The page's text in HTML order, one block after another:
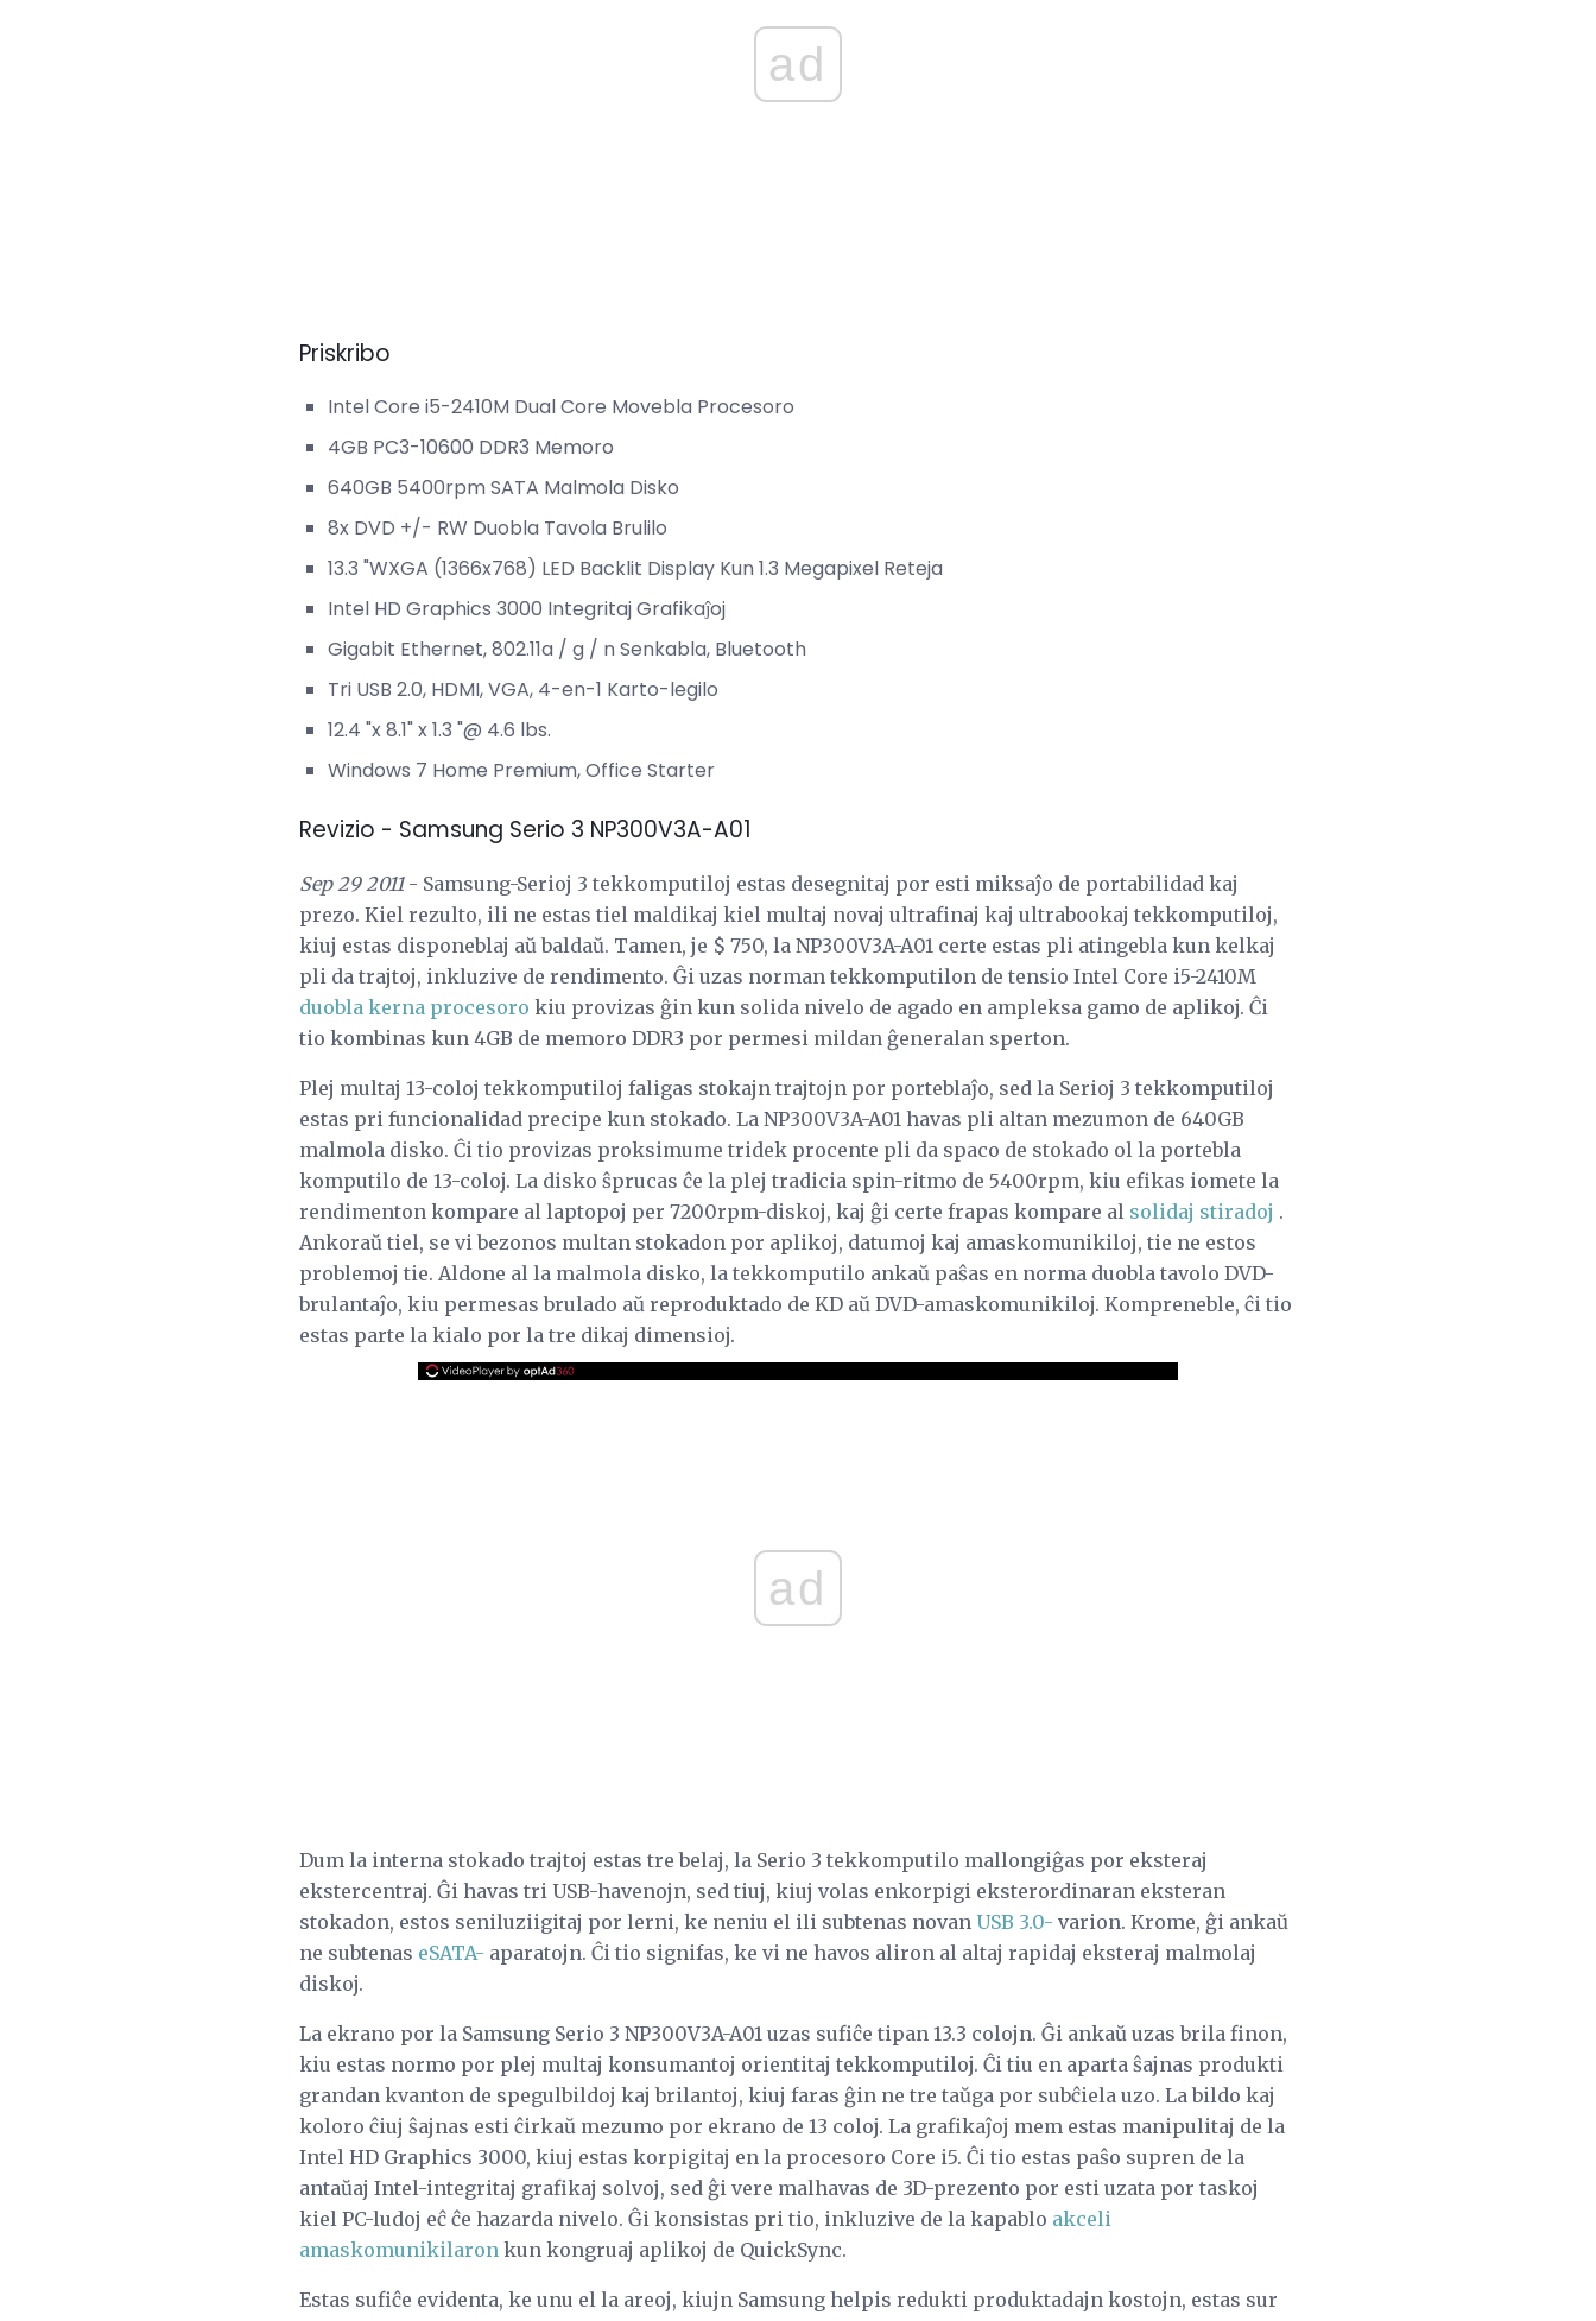
ad
Priskribo
Intel Core i5-2410M Dual Core Movebla Procesoro
4GB PC3-10600 DDR3 Memoro
640GB 5400rpm SATA Malmola Disko
8x DVD +/- RW Duobla Tavola Brulilo
13.3 "WXGA (1366x768) LED Backlit Display Kun 1.3 Megapixel Reteja
Intel HD Graphics 3000 Integritaj Grafikaĵoj
Gigabit Ethernet, 802.11a / g / n Senkabla, Bluetooth
Tri USB 2.0, HDMI, VGA, 4-en-1 Karto-legilo
12.4 "x 8.1" x 1.3 "@ 4.6 lbs.
Windows 7 Home Premium, Office Starter
Revizio - Samsung Serio 3 NP300V3A-A01
Sep 29 2011- Samsung-Serioj 3 tekkomputiloj estas desegnitaj por esti miksaĵo de portabilidad kaj
prezo. Kiel rezulto, ili ne estas tiel maldikaj kiel multaj novaj ultrafinaj kaj ultrabookaj tekkomputiloj,
kiuj estas disponeblaj aŭ baldaŭ. Tamen, je $ 750, la NP300V3A-A01 certe estas pli atingebla kun kelkaj
pli da trajtoj, inkluzive de rendimento. Ĝi uzas norman tekkomputilon de tensio Intel Core i5-2410M
duobla kerna procesoro kiu provizas ĝin kun solida nivelo de agado en ampleksa gamo de aplikoj. Ĉi
tio kombinas kun 4GB de memoro DDR3 por permesi mildan ĝeneralan sperton.
Plej multaj 13-coloj tekkomputiloj faligas stokajn trajtojn por porteblaĵo, sed la Serioj 3 tekkomputiloj
estas pri funcionalidad precipe kun stokado. La NP300V3A-A01 havas pli altan mezumon de 640GB
malmola disko. Ĉi tio provizas proksimume tridek procente pli da spaco de stokado ol la portebla
komputilo de 13-coloj. La disko ŝprucas ĉe la plej tradicia spin-ritmo de 5400rpm, kiu efikas iomete la
rendimenton kompare al laptopoj per 7200rpm-diskoj, kaj ĝi certe frapas kompare al solidaj stiradoj .
Ankoraŭ tiel, se vi bezonos multan stokadon por aplikoj, datumoj kaj amaskomunikiloj, tie ne estos
problemoj tie. Aldone al la malmola disko, la tekkomputilo ankaŭ paŝas en norma duobla tavolo DVD-
brulantaĵo, kiu permesas brulado aŭ reproduktado de KD aŭ DVD-amaskomunikiloj. Kompreneble, ĉi tio
estas parte la kialo por la tre dikaj dimensioj.
ad
Dum la interna stokado trajtoj estas tre belaj, la Serio 3 tekkomputilo mallongiĝas por eksteraj
ekstercentraj. Ĝi havas tri USB-havenojn, sed tiuj, kiuj volas enkorpigi eksterordinaran eksteran
stokadon, estos seniluziigitaj por lerni, ke neniu el ili subtenas novan USB 3.0- varion. Krome, ĝi ankaŭ
ne subtenas eSATA- aparatojn. Ĉi tio signifas, ke vi ne havos aliron al altaj rapidaj eksteraj malmolaj
diskoj.
La ekrano por la Samsung Serio 3 NP300V3A-A01 uzas sufiĉe tipan 13.3 colojn. Ĝi ankaŭ uzas brila finon,
kiu estas normo por plej multaj konsumantoj orientitaj tekkomputiloj. Ĉi tiu en aparta ŝajnas produkti
grandan kvanton de spegulbildoj kaj brilantoj, kiuj faras ĝin ne tre taŭga por subĉiela uzo. La bildo kaj
koloro ĉiuj ŝajnas esti ĉirkaŭ mezumo por ekrano de 13 coloj. La grafikaĵoj mem estas manipulitaj de la
Intel HD Graphics 3000, kiuj estas korpigitaj en la procesoro Core i5. Ĉi tio estas paŝo supren de la
antaŭaj Intel-integritaj grafikaj solvoj, sed ĝi vere malhavas de 3D-prezento por esti uzata por taskoj
kiel PC-ludoj eĉ ĉe hazarda nivelo. Ĝi konsistas pri tio, inkluzive de la kapablo akceli
amaskomunikilaron kun kongruaj aplikoj de QuickSync.
Estas sufiĉe evidenta, ke unu el la areoj, kiujn Samsung helpis redukti produktadajn kostojn, estas sur